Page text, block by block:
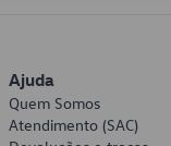
Ajuda
Quem Somos
Atendimento (SAC)